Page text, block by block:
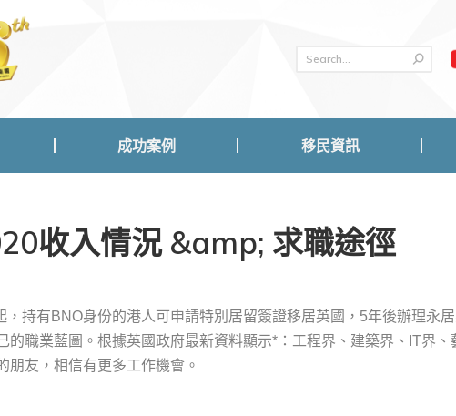
成功案例 移民資訊
收入情況 &amp; 求職途徑
持有BNO身份的港人可申請特別居留簽證移居英國，5年後辦理永
職業藍圖。根據英國政府最新資料顯示*：工程界、建築界、IT界、
朋友，相信有更多工作機會。